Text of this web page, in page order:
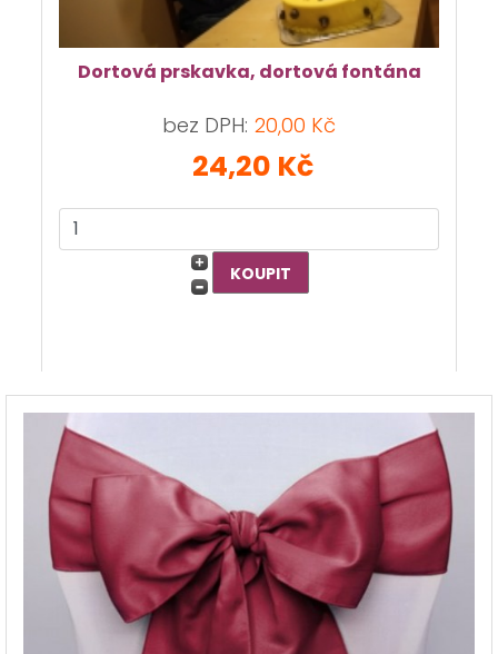
Dortová prskavka, dortová fontána
bez DPH: 20,00 Kč
24,20 Kč